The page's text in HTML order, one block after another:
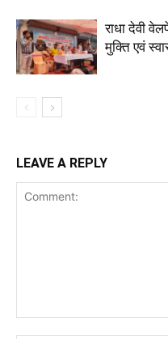
राधा देवी
मुक्ति एवं
LEAVE A REPLY